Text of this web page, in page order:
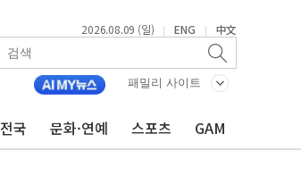
2026.08.09 (일) | ENG | 中文
패밀리 사이트
전국 문화·연예 스포츠 GAM
져
' 들어선다